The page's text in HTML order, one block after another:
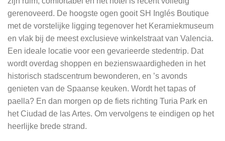
gerenoveerd. De hoogste ogen gooit SH Inglés Boutique
met de vorstelijke ligging tegenover het Keramiekmuseum
en vlak bij de meest exclusieve winkelstraat van Valencia.
Een ideale locatie voor een gevarieerde stedentrip. Dat
wordt overdag shoppen en bezienswaardigheden in het
historisch stadscentrum bewonderen, en ’s avonds
genieten van de Spaanse keuken. Wordt het tapas of
paella? En dan morgen op de fiets richting Turia Park en
het Ciudad de las Artes. Om vervolgens te eindigen op het
heerlijke brede strand.